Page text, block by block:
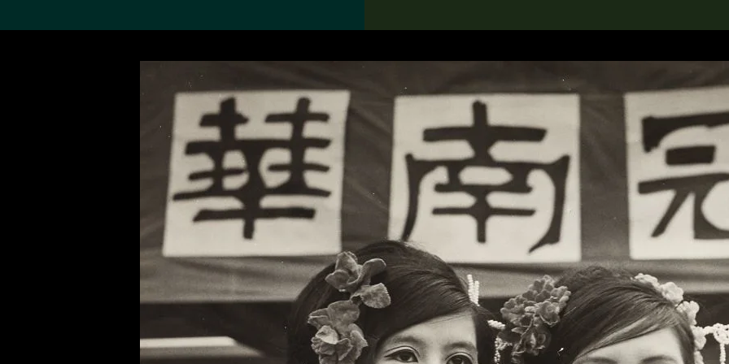
搜索M+藏品 Search the Collection
19,052个结果
关于M+藏品
探索世界顶级的二十及二十